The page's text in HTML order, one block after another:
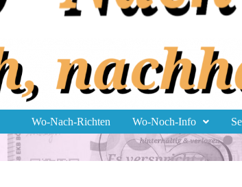
Wo-Nach-Richten Wo-Noch-Info